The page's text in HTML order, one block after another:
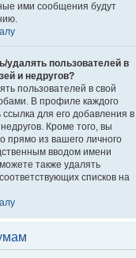
ими сообщения будут
удалять пользователей в
и недругов?
пользователей в свой
В профиле каждого
ссылка для его добавления в
Кроме того, вы
прямо из вашего личного
вводом имени
также удалять
списков на